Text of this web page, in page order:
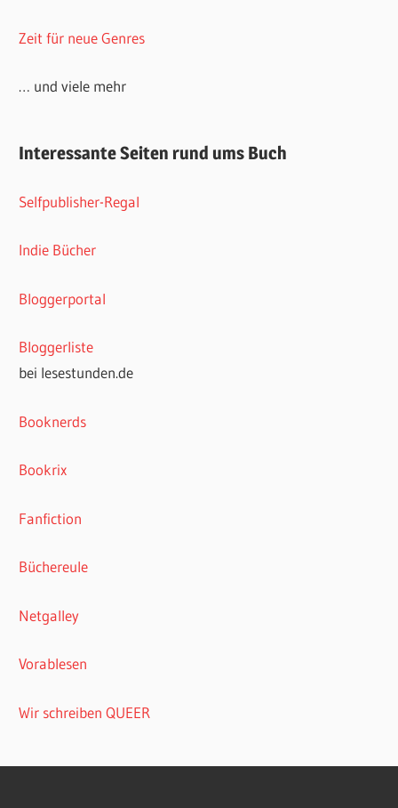
Zeit für neue Genres
… und viele mehr
Interessante Seiten rund ums Buch
Selfpublisher-Regal
Indie Bücher
Bloggerportal
Bloggerliste
bei lesestunden.de
Booknerds
Bookrix
Fanfiction
Büchereule
Netgalley
Vorablesen
Wir schreiben QUEER